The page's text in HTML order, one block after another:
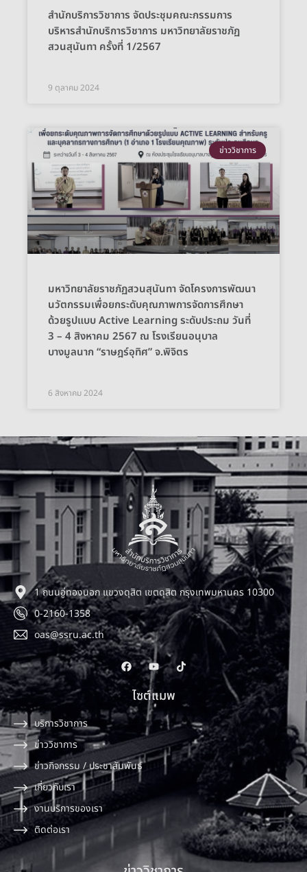
สำนักบริการวิชาการ จัดประชุมคณะกรรมการ
บริหารสำนักบริการวิชาการ มหาวิทยาลัยราชภัฏ
สวนสุนันทา ครั้งที่ 1/2567
9 ตุลาคม 2024
ข่าววิชาการ
มหาวิทยาลัยราชภัฏสวนสุนันทา จัดโครงการพัฒนา
นวัตกรรมเพื่อยกระดับคุณภาพการจัดการศึกษา
ด้วยรูปแบบ Active Learning ระดับประถม วันที่
3 – 4 สิงหาคม 2567 ณ โรงเรียนอนุบาล
บางมูลนาก “ราษฎร์อุทิศ” จ.พิจิตร
6 สิงหาคม 2024
1 ถนนอู่ทองนอก แขวงดุสิต เขตดุสิต กรุงเทพมหานคร 10300
0-2160-1358
oas@ssru.ac.th
ไซต์แมพ
บริการวิชาการ
ข่าววิชาการ
ข่าวกิจกรรม / ประชาสัมพันธ์
เกี่ยวกับเรา
งานบริการของเรา
ติดต่อเรา